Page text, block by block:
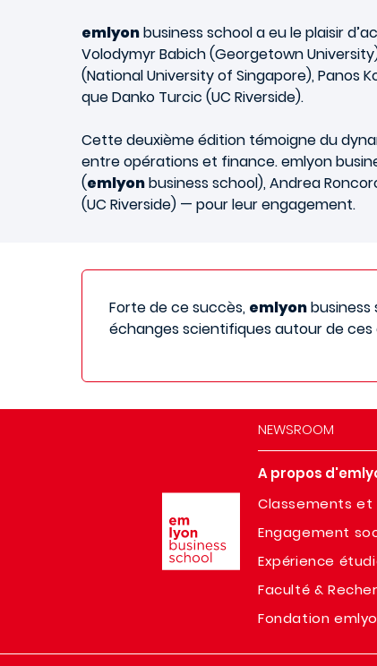
emlyonbusiness school a eu le plaisir
Volodymyr Babich (Georgetown
(National University of Singapore), Panos
que Danko Turcic (UC Riverside).
Cette deuxième édition témoigne du
entre opérations et finance. emlyon
(emlyonbusiness school), Andrea
(UC Riverside) — pour leur engagement.
Forte de ce succès, emlyon
échanges scientifiques autour de
NEWSROOM
A propos
Classements
Engagement
Expérience
Faculté &
Fondation